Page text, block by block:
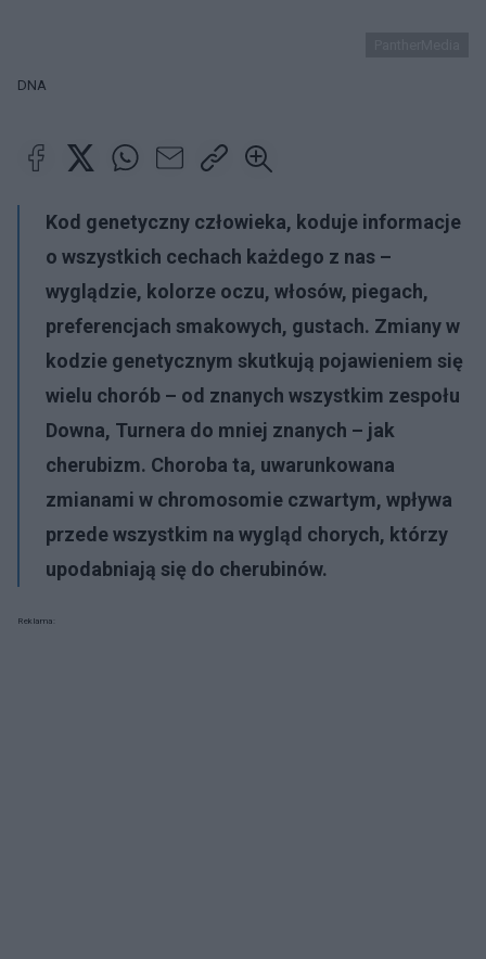
DNA
Kod genetyczny człowieka, koduje informacje
o wszystkich cechach każdego z nas –
wyglądzie, kolorze oczu, włosów, piegach,
preferencjach smakowych, gustach. Zmiany w
kodzie genetycznym skutkują pojawieniem się
wielu chorób – od znanych wszystkim zespołu
Downa, Turnera do mniej znanych – jak
cherubizm. Choroba ta, uwarunkowana
zmianami w chromosomie czwartym, wpływa
przede wszystkim na wygląd chorych, którzy
upodabniają się do cherubinów.
Reklama: